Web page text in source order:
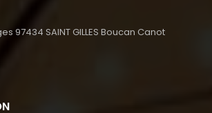
97434 SAINT GILLES Boucan Canot